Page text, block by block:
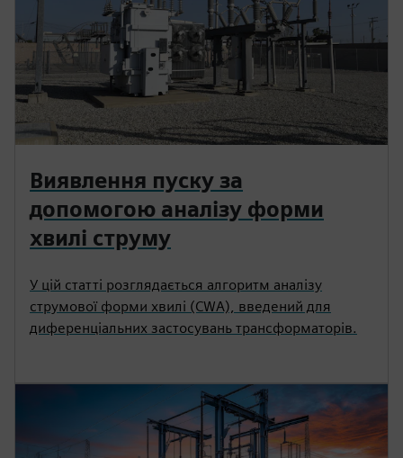
Виявлення пуску за
допомогою аналізу форми
хвилі струму
У цій статті розглядається алгоритм аналізу
струмової форми хвилі (CWA), введений для
диференціальних застосувань трансформаторів.